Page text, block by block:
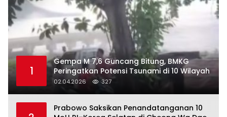
1
Gempa M 7,6 Guncang Bitung, BMKG
Peringatkan Potensi Tsunami di 10 Wilayah
02.04.2026 327
Prabowo Saksikan Penandatanganan 10